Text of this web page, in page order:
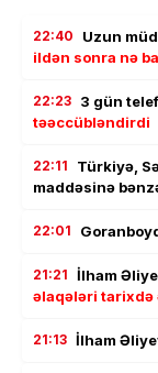
22:40 Uzun
ildən sonra nə
22:23 3 gün
təəccübləndirdi
22:11
Türkiyə,
maddəsinə
22:01
21:21 İlham
əlaqələri tarixdə
21:13 İlham